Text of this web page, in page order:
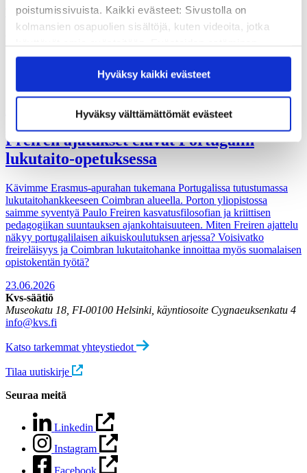
poistumissivuista. Kaikki evästeet: Sivustolla on
kolmansien osapuolien sisältöjä, kuten videoita, jotka
saattaa estää näiden sisältöjen näkymisen.
Hyväksymällä kaikki evästeet varmistat, että kaikki
sisältö on käytettävissäsi.
Hyväksy kaikki evästeet
Hyväksy välttämättömät evästeet
Tilaa uutiskirje
Paulo Freire
Freiren ajatukset elävät Portugalin
lukutaito-opetuksessa
Kävimme Erasmus-apurahan tukemana Portugalissa tutustumassa
lukutaitohankkeeseen Coimbran alueella. Porton yliopistossa
saimme syventyä Paulo Freiren kasvatusfilosofian ja kriittisen
pedagogiikan suuntauksen ajankohtaisuuteen. Miten Freiren ajattelu
näkyy portugalilaisen aikuiskoulutuksen arjessa? Voisivatko
freireläisyys ja Coimbran lukutaitohanke innoittaa myös suomalaisen
opistokentän työtä?
23.06.2026
Kvs-säätiö
Museokatu 18, FI-00100 Helsinki, käyntiosoite Cygnaeuksenkatu 4
info@kvs.fi
Katso tarkemmat yhteystiedot
Tilaa uutiskirje
Seuraa meitä
Linkedin
Instagram
Facebook